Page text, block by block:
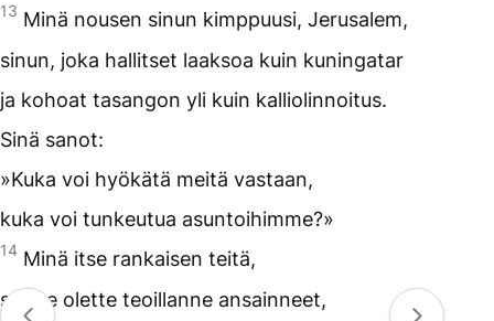
13 Minä nousen sinun kimppuusi, Jerusalem,
sinun, joka hallitset laaksoa kuin kuningatar
ja kohoat tasangon yli kuin kalliolinnoitus.
Sinä sanot:
»Kuka voi hyökätä meitä vastaan,
kuka voi tunkeutua asuntoihimme?»
14 Minä itse rankaisen teitä,
sen te olette teoillanne ansainneet,